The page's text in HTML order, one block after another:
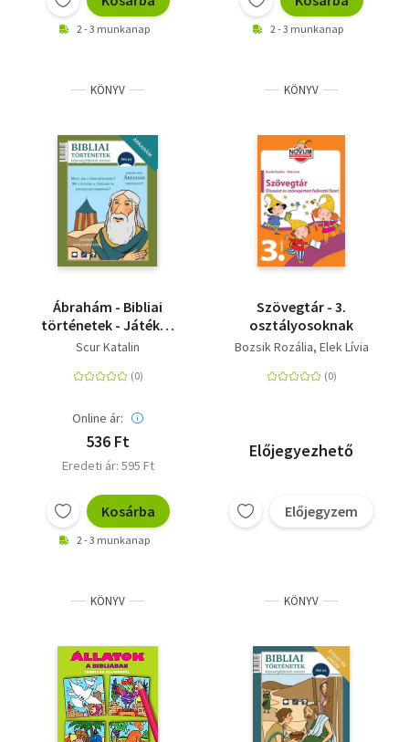
2 - 3 munkanap 2 - 3 munkanap
KÖNYV
Ábrahám - Bibliai
történetek - Játékos
foglalkoztató
Scur Katalin
Online ár:
536 Ft
Eredeti ár: 595 Ft
Kosárba
2 - 3 munkanap
KÖNYV
Szövegtár - 3.
osztályosoknak
Bozsik Rozália Elek Lívia
Előjegyezhető
Előjegyzem
KÖNYV KÖNYV